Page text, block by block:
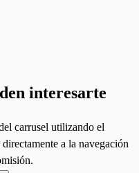
interesarte
carrusel utilizando el
a la navegación